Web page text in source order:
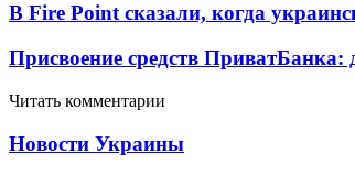
В Fire Point сказали, когда
Присвоение средств ПриватБанка:
Читать комментарии
Новости Украины